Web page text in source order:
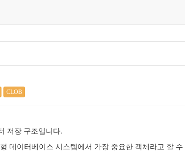
CLOB
저장 구조입니다.
데이터베이스 시스템에서 가장 중요한 객체라고 할 수